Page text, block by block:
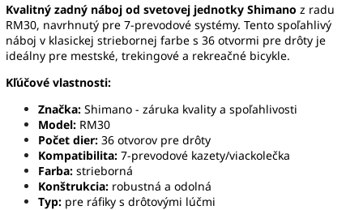
Kvalitný zadný náboj od svetovej jednotky Shimano z radu
RM30, navrhnutý pre 7-prevodové systémy. Tento spoľahlivý
náboj v klasickej striebornej farbe s 36 otvormi pre drôty je
ideálny pre mestské, trekingové a rekreačné bicykle.
Kľúčové vlastnosti:
Značka: Shimano - záruka kvality a spoľahlivosti
Model: RM30
Počet dier: 36 otvorov pre drôty
Kompatibilita: 7-prevodové kazety/viackolečka
Farba: strieborná
Konštrukcia: robustná a odolná
Typ: pre ráfiky s drôtovými lúčmi